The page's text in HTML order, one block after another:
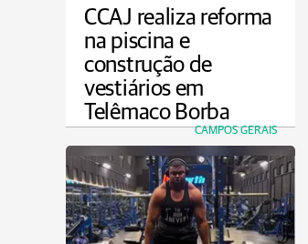
CCAJ realiza reforma
na piscina e
construção de
vestiários em
Telêmaco Borba
CAMPOS GERAIS